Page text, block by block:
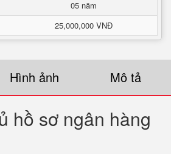
05 năm
25,000,000 VNĐ
Hình ảnh Mô tả
hồ sơ ngân hàng